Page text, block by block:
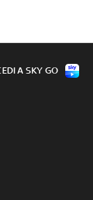
A SKY GO